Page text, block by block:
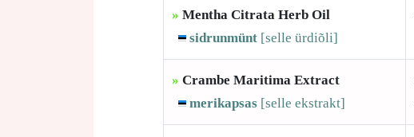
» Mentha Citrata Herb Oil
sidrunmünt [selle ürdiõli]
» Crambe Maritima Extract
merikapsas [selle ekstrakt]